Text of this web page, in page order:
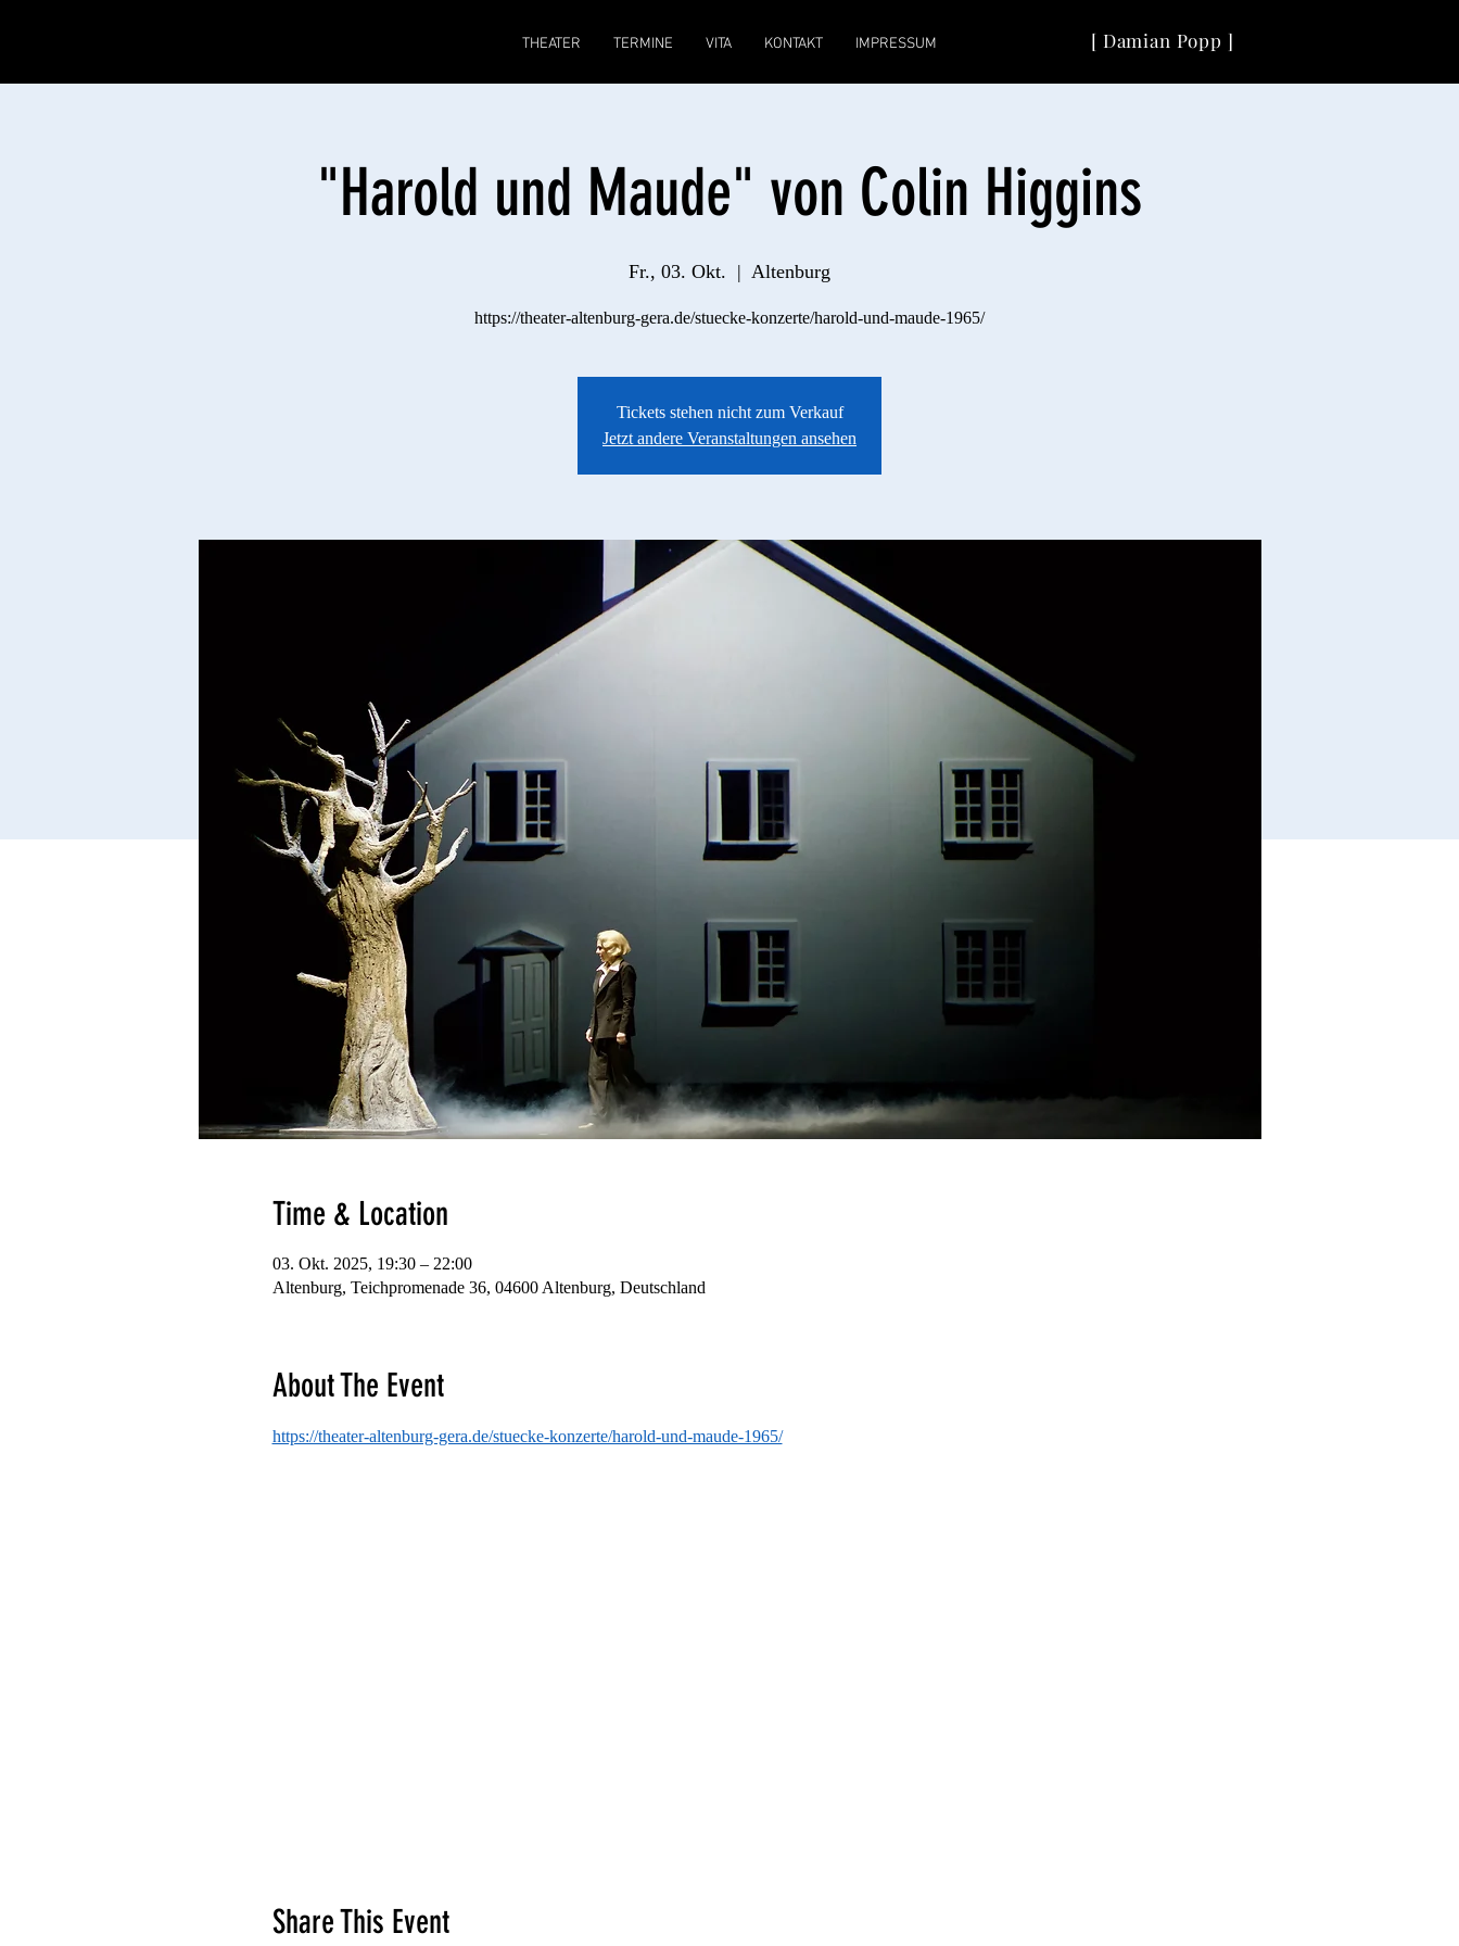
THEATER TERMINE VITA KONTAKT IMPRESSUM [ Damian Popp ]
"Harold und Maude" von Colin Higgins
Fr., 03. Okt.
  |
Altenburg
https://theater-altenburg-gera.de/stuecke-konzerte/harold-und-maude-1965/
Tickets stehen nicht zum Verkauf
Jetzt andere Veranstaltungen ansehen
Time & Location
03. Okt. 2025, 19:30 – 22:00
Altenburg, Teichpromenade 36, 04600 Altenburg, Deutschland
About The Event
https://theater-altenburg-gera.de/stuecke-konzerte/harold-und-maude-1965/
Share This Event